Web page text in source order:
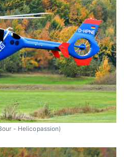
- Helicopassion)